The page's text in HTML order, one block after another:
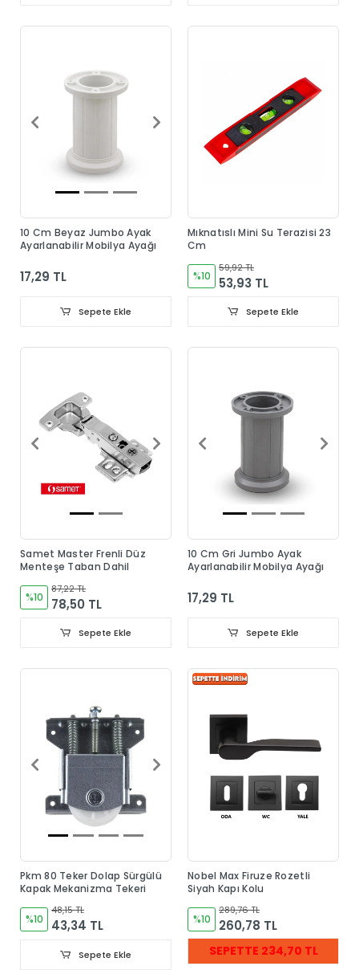
10 Cm Beyaz Jumbo Ayak
Ayarlanabilir Mobilya Ayağı
17,29 TL
Sepete Ekle
Mıknatıslı Mini Su Terazisi 23
Cm
%10
59,92 TL
53,93 TL
Sepete Ekle
Samet Master Frenli Düz
Menteşe Taban Dahil
%10
87,22 TL
78,50 TL
Sepete Ekle
10 Cm Gri Jumbo Ayak
Ayarlanabilir Mobilya Ayağı
17,29 TL
Sepete Ekle
Pkm 80 Teker Dolap Sürgülü
Kapak Mekanizma Tekeri
%10
48,15 TL
43,34 TL
Sepete Ekle
Nobel Max Firuze Rozetli
Siyah Kapı Kolu
%10
289,76 TL
260,78 TL
SEPETTE 234,70 TL